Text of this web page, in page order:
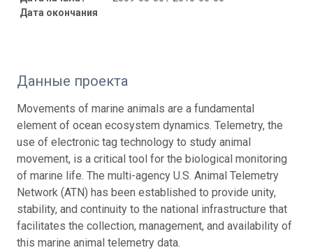
Дата окончания
Данные проекта
Movements of marine animals are a fundamental
element of ocean ecosystem dynamics. Telemetry, the
use of electronic tag technology to study animal
movement, is a critical tool for the biological monitoring
of marine life. The multi-agency U.S. Animal Telemetry
Network (ATN) has been established to provide unity,
stability, and continuity to the national infrastructure that
facilitates the collection, management, and availability of
this marine animal telemetry data.